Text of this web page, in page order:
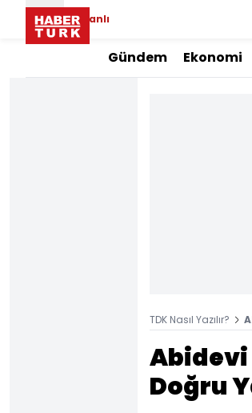
Canlı
Gündem Ekonomi
TDK Nasıl Yazılır?
Abidevi
Doğru